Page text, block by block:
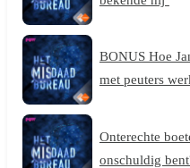
BONUS Hoe
met peuters
Onterechte
onschuldig